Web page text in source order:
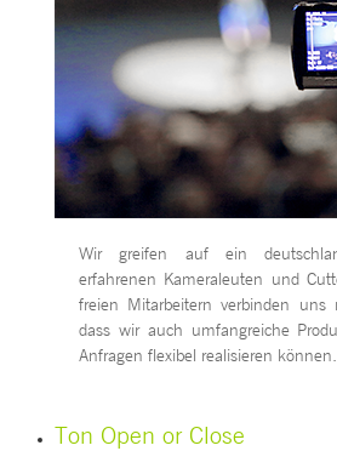
Wir greifen auf ein
erfahrenen Kameraleuten und
freien Mitarbeitern verbinden uns
dass wir auch umfangreiche
Anfragen flexibel realisieren können.
Ton Open or Close